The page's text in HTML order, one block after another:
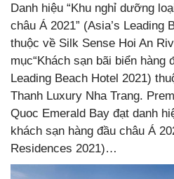
Danh hiệu “Khu nghỉ dưỡng
châu Á 2021” (Asia’s Leading
thuộc về Silk Sense Hoi An
mục“Khách sạn bãi biển hàng
Leading Beach Hotel 2021)
Thanh Luxury Nha Trang.
Quoc Emerald Bay đạt danh
khách sạn hàng đầu châu Á
Residences 2021)…